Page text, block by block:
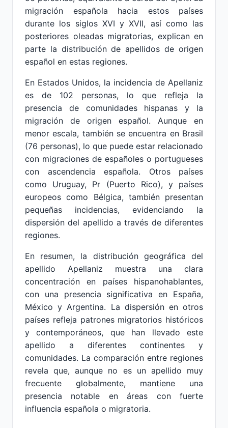
migración española hacia estos países
durante los siglos XVI y XVII, así como las
posteriores oleadas migratorias, explican en
parte la distribución de apellidos de origen
español en estas regiones.
En Estados Unidos, la incidencia de Apellaniz
es de 102 personas, lo que refleja la
presencia de comunidades hispanas y la
migración de origen español. Aunque en
menor escala, también se encuentra en Brasil
(76 personas), lo que puede estar relacionado
con migraciones de españoles o portugueses
con ascendencia española. Otros países
como Uruguay, Pr (Puerto Rico), y países
europeos como Bélgica, también presentan
pequeñas incidencias, evidenciando la
dispersión del apellido a través de diferentes
regiones.
En resumen, la distribución geográfica del
apellido Apellaniz muestra una clara
concentración en países hispanohablantes,
con una presencia significativa en España,
México y Argentina. La dispersión en otros
países refleja patrones migratorios históricos
y contemporáneos, que han llevado este
apellido a diferentes continentes y
comunidades. La comparación entre regiones
revela que, aunque no es un apellido muy
frecuente globalmente, mantiene una
presencia notable en áreas con fuerte
influencia española o migratoria.